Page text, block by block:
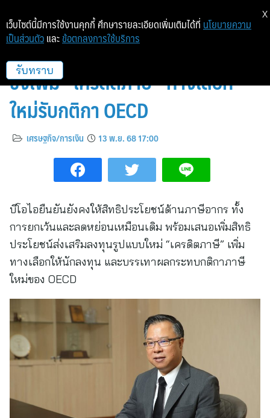
บีโอไอแจงยังให้สิทธิประโยชน์ภาษี
ชงเพิ่ม “เครดิตภาษี” ทางเลือก
ใหม่รับกติกา OECD
เศรษฐกิจ/การเงิน 13 พ.ย. 68 17:00
บีโอไอยืนยันยังคงให้สิทธิประโยชน์ด้านภาษีอากร ทั้ง
การยกเว้นและลดหย่อนเหมือนเดิม พร้อมเสนอเพิ่มสิทธิ
ประโยชน์ส่งเสริมลงทุนรูปแบบใหม่ “เครดิตภาษี” เพิ่ม
ทางเลือกให้นักลงทุน และบรรเทาผลกระทบกติกาภาษี
ใหม่ของ OECD
เว็บไซต์นี้มีการใช้งานคุกกี้ ศึกษารายละเอียดเพิ่มเติมได้ที่ นโยบายความ
เป็นส่วนตัว และ ข้อตกลงการใช้บริการ
รับทราบ
X